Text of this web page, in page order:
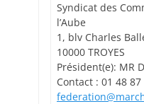
Syndicat des
l’Aube
1, blv Charles
10000 TROYES
Président(e): MR
Contact : 01 48 87